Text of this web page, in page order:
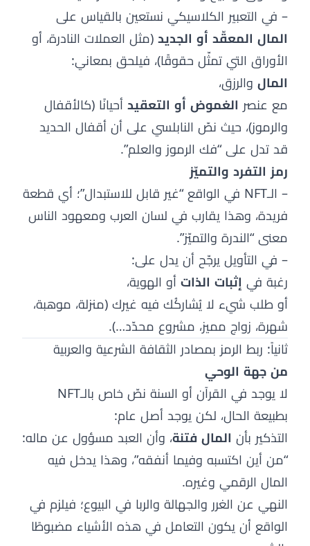
– في التعبير الكلاسيكي نستعين بالقياس على
المال المعقّد أو الجديد(مثل العملات النادرة، أو
الأوراق التي تمثّل حقوقًا)، فيلحق بمعاني:
المال والرزق،
مع عنصر الغموض أو التعقيدأحيانًا (كالأقفال
والرموز)، حيث نصّ النابلسي على أن أقفال الحديد
قد تدل على “فك الرموز والعلم”.
رمز التفرد والتميّز
– الـNFT في الواقع “غير قابل للاستبدال”؛ أي قطعة
فريدة، وهذا يقارب في لسان العرب ومعهود الناس
معنى “الندرة والتميّز”.
– في التأويل يرجّح أن يدل على:
رغبة في إثبات الذاتأو الهوية،
أو طلب شيء لا يُشاركُك فيه غيرك (منزلة، موهبة،
شهرة، زواج مميز، مشروع محدّد…).
ثانياً: ربط الرمز بمصادر الثقافة الشرعية والعربية
من جهة الوحي
لا يوجد في القرآن أو السنة نصّ خاص بالـNFT
بطبيعة الحال، لكن يوجد أصل عام:
التذكير بأن المال فتنة، وأن العبد مسؤول عن ماله:
“من أين اكتسبه وفيما أنفقه”، وهذا يدخل فيه
المال الرقمي وغيره.
النهي عن الغرر والجهالة والربا في البيوع؛ فيلزم في
الواقع أن يكون التعامل في هذه الأشياء مضبوطًا